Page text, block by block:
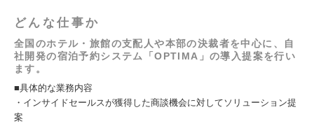
どんな仕事か
全国のホテル・旅館の支配人や本部の決裁者を中心に、自
社開発の宿泊予約システム「OPTIMA」の導入提案を行い
ます。
■具体的な業務内容
・インサイドセールスが獲得した商談機会に対してソリューション提
案